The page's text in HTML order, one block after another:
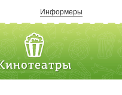
Информеры